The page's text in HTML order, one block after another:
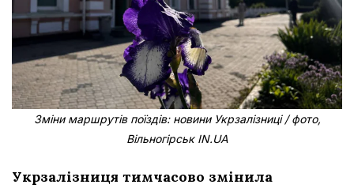
Зміни маршрутів поїздів: новини Укрзалізниці / фото,
Вільногірськ IN.UA
Укрзалізниця тимчасово змінила